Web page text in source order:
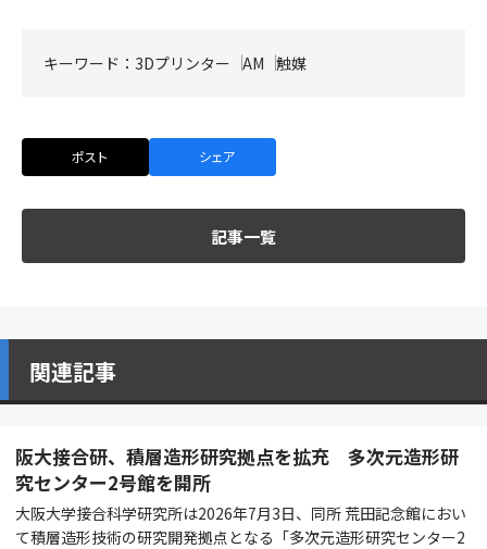
キーワード： 3Dプリンター AM 触媒
ポスト シェア
記事一覧
関連記事
阪大接合研、積層造形研究拠点を拡充 多次元造形研
究センター2号館を開所
大阪大学接合科学研究所は2026年7月3日、同所 荒田記念館におい
て積層造形技術の研究開発拠点となる「多次元造形研究センター2